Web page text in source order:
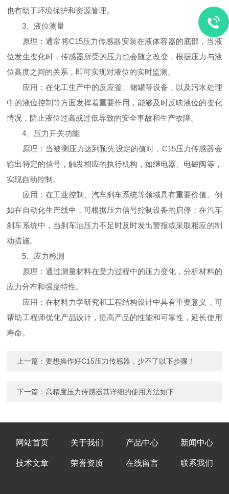
也有助于环境保护和资源管理。
3、液位测量
原理：通常将C15压力传感器安装在液体容器的底部，当液
位发生变化时，传感器所受的压力也会随之改变，根据压力与液
位高度之间的关系，即可实现对液位的实时监测。
应用：在化工生产中的反应釜、储罐等设备，以及污水处理
中的液位控制等方面发挥着重要作用，能够及时反映液位的变化
情况，防止液位过高或过低导致的安全事故和生产故障。
4、压力开关功能
原理：当被测压力达到预先设定的值时，C15压力传感器会
输出特定的信号，触发相应的执行机构，如继电器、电磁阀等，
实现自动控制。
应用：在工业控制、汽车刹车系统等领域具有重要价值。例
如在自动化生产线中，可根据压力信号控制设备的启停；在汽车
刹车系统中，当刹车油压力不足时及时发出警报或采取相应的制
动措施。
5、应力检测
原理：通过测量材料在受力过程中的压力变化，分析材料的
应力分布和强度特性。
应用：在材料力学研究和工程结构设计中具有重要意义，可
帮助工程师优化产品设计，提高产品的性能和可靠性，延长使用
寿命。
上一篇：要想操作好C15压力传感器，少不了以下步骤！
下一篇：高精度压力传感器其详细的使用方法如下
网站首页 关于我们 产品中心 新闻中心
技术文章 荣誉资质 在线留言 联系我们